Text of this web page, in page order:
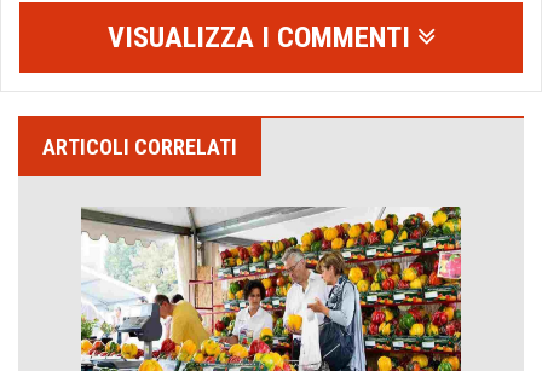
VISUALIZZA I COMMENTI
ARTICOLI CORRELATI
Emilio Isgrò, il cancellatore
ARTE militante
Come difendere la pelle dal sole
Proteggersi, sempre